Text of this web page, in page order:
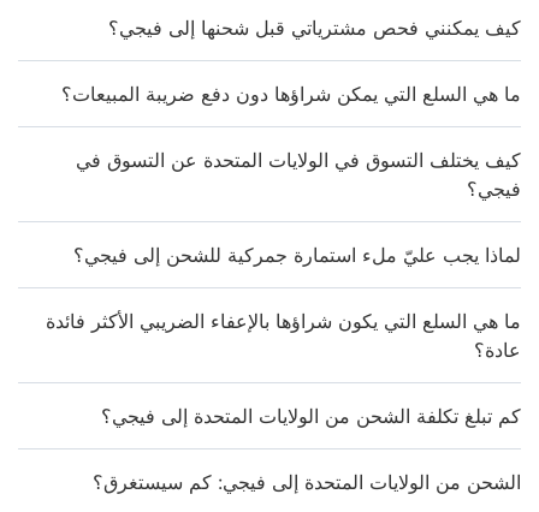
كيف يمكنني فحص مشترياتي قبل شحنها إلى فيجي؟
ما هي السلع التي يمكن شراؤها دون دفع ضريبة المبيعات؟
كيف يختلف التسوق في الولايات المتحدة عن التسوق في
فيجي؟
لماذا يجب عليّ ملء استمارة جمركية للشحن إلى فيجي؟
ما هي السلع التي يكون شراؤها بالإعفاء الضريبي الأكثر فائدة
عادة؟
كم تبلغ تكلفة الشحن من الولايات المتحدة إلى فيجي؟
الشحن من الولايات المتحدة إلى فيجي: كم سيستغرق؟